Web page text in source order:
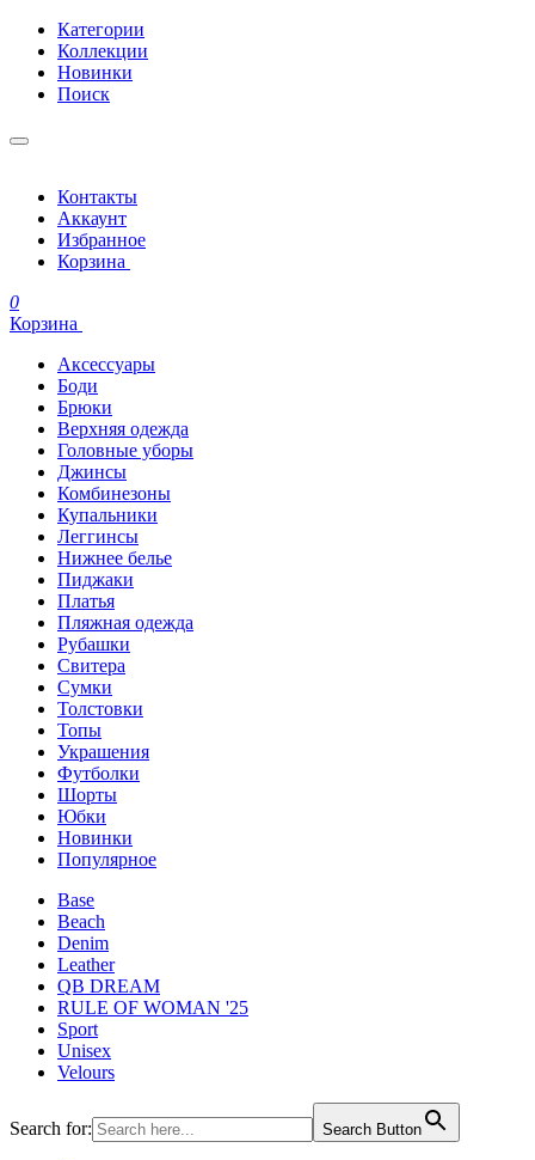
Категории
Коллекции
Новинки
Поиск
Контакты
Аккаунт
Избранное
Корзина
0
Корзина
Аксессуары
Боди
Брюки
Верхняя одежда
Головные уборы
Джинсы
Комбинезоны
Купальники
Леггинсы
Нижнее белье
Пиджаки
Платья
Пляжная одежда
Рубашки
Свитера
Сумки
Толстовки
Топы
Украшения
Футболки
Шорты
Юбки
Новинки
Популярное
Base
Beach
Denim
Leather
QB DREAM
RULE OF WOMAN '25
Sport
Unisex
Velours
Search for: Search Button